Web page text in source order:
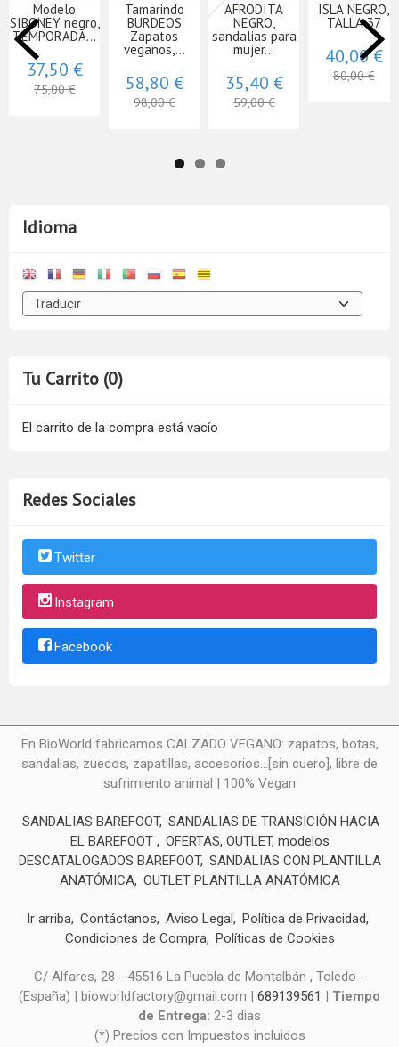
Idioma
Tu Carrito (0)
El carrito de la compra está vacío
Redes Sociales
Twitter
Instagram
Facebook
Modelo
SIBONEY negro,
TEMPORADA...
37,50 €
75,00 €
Tamarindo
BURDEOS
Zapatos
veganos,...
58,80 €
98,00 €
AFRODITA
NEGRO,
sandalias para
mujer...
35,40 €
59,00 €
ISLA NEGRO,
TALLA 37
40,00 €
80,00 €
En BioWorld fabricamos CALZADO VEGANO: zapatos, botas,
sandalias, zuecos, zapatillas, accesorios...[sin cuero], libre de
sufrimiento animal | 100% Vegan
SANDALIAS BAREFOOT SANDALIAS DE TRANSICIÓN HACIA
EL BAREFOOT
OFERTAS, OUTLET, modelos
DESCATALOGADOS BAREFOOT SANDALIAS CON PLANTILLA
ANATÓMICA OUTLET PLANTILLA ANATÓMICA
Ir arriba Contáctanos Aviso Legal
Política de Privacidad
Condiciones de Compra Políticas de Cookies
C/ Alfares, 28 - 45516 La Puebla de Montalbán , Toledo -
(España) | bioworldfactory@gmail.com | 689139561 | Tiempo
de Entrega: 2-3 dias
(*) Precios con Impuestos incluidos